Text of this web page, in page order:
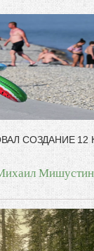
с хорошим
полезен никому,
и очень не люблю,
СОЗДАНИЕ 12